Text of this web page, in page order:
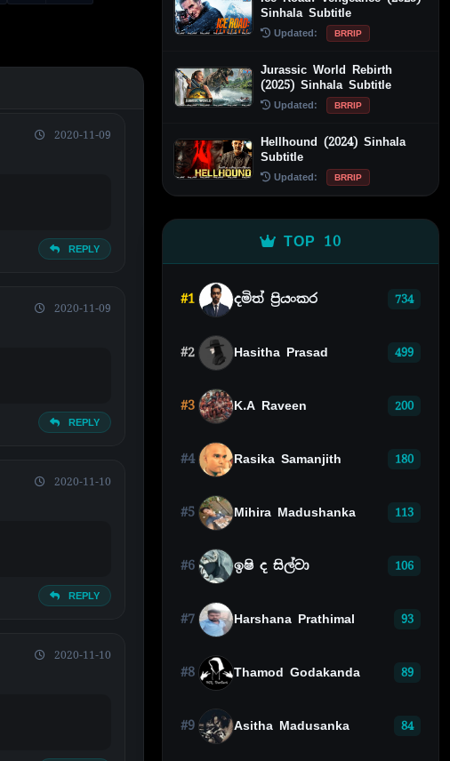
2020-11-09
REPLY
2020-11-09
REPLY
2020-11-10
REPLY
2020-11-10
Sinhala Subtitle
Updated: BRRIP
Jurassic World Rebirth
(2025) Sinhala Subtitle
Updated: BRRIP
Hellhound (2024) Sinhala
Subtitle
Updated: BRRIP
TOP 10
#1 දමිත් ප්‍රියංකර 734
#2 Hasitha Prasad 499
#3 K.A Raveen 200
#4 Rasika Samanjith 180
#5 Mihira Madushanka 113
#6 ඉෂි ද සිල්වා 106
#7 Harshana Prathimal 93
#8 Thamod Godakanda 89
#9 Asitha Madusanka 84